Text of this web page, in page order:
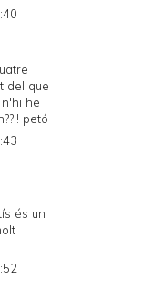
del que
he
petó
és un